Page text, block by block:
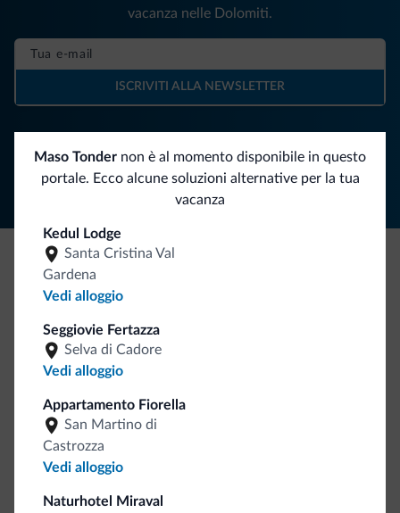
Maso Tonder non è al momento disponibile in questo
portale. Ecco alcune soluzioni alternative per la tua
vacanza
Kedul Lodge
Santa Cristina Val
Gardena
Vedi alloggio
Seggiovie Fertazza
Selva di Cadore
Vedi alloggio
Appartamento Fiorella
San Martino di
Castrozza
Vedi alloggio
Naturhotel Miraval
Segui Dolomiti.it
vacanza nelle Dolomiti.
ISCRIVITI ALLA NEWSLETTER
Be Original, scopri la nuova collezione
Dolomiti.it!